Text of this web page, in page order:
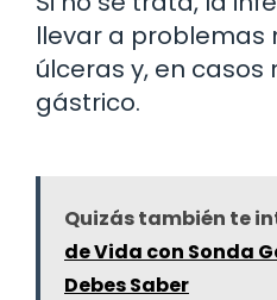
llevar a problemas
úlceras y, en casos
gástrico.
Quizás también te
de Vida con Sonda
Debes Saber